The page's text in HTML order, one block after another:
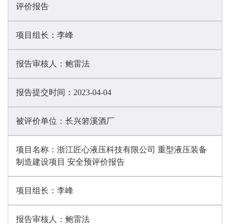
评价报告
项目组长： 李峰
报告审核人： 鲍雷法
报告提交时间： 2023-04-04
被评价单位： 长兴箬溪酒厂
项目名称： 浙江匠心液压科技有限公司 重型液压装备
制造建设项目 安全预评价报告
项目组长： 李峰
报告审核人： 鲍雷法